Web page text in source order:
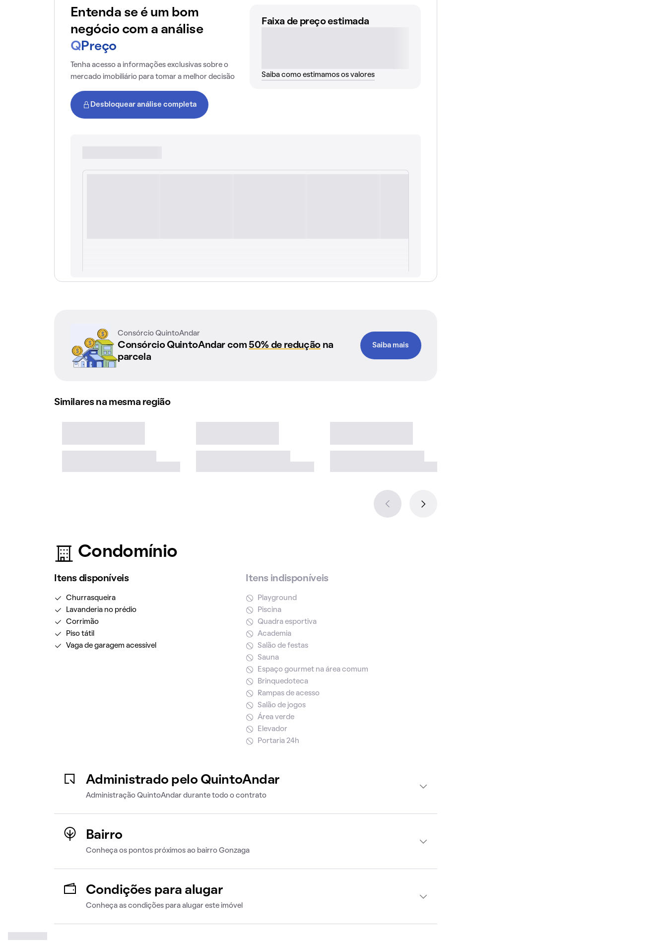
Entenda se é um bom
negócio com a análise
Q Preço
Tenha acesso a informações exclusivas sobre o
mercado imobiliário para tomar a melhor decisão
Desbloquear análise completa
Faixa de preço estimada
Saiba como estimamos os valores
Consórcio QuintoAndar
Consórcio QuintoAndar com 50% de reduçãona
parcela
Saiba mais
Similares na mesma região
Condomínio
Itens disponíveis
Churrasqueira
Lavanderia no prédio
Corrimão
Piso tátil
Vaga de garagem acessível
Itens indisponíveis
Playground
Piscina
Quadra esportiva
Academia
Salão de festas
Sauna
Espaço gourmet na área comum
Brinquedoteca
Rampas de acesso
Salão de jogos
Área verde
Elevador
Portaria 24h
Administrado pelo QuintoAndar
Administração QuintoAndar durante todo o contrato
Bairro
Conheça os pontos próximos ao bairro Gonzaga
Condições para alugar
Conheça as condições para alugar este imóvel